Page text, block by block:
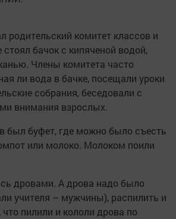
родительский комитет классов и
бачок с кипяченой водой,
Члены комитета часто
ли вода в бачке, посещали уроки
собрания, беседовали с
внимания взрослых.
был буфет, где можно было съесть
или молоко. Молоком поили
дровами. А дрова надо было
учителя – мужчины), распилить и
пилили и кололи дрова по